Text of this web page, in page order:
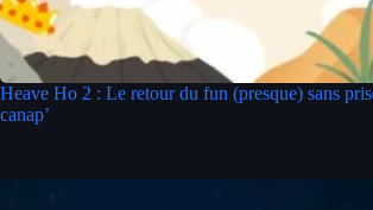
Heave Ho 2 : Le retour du fun (presque) sans
canap’